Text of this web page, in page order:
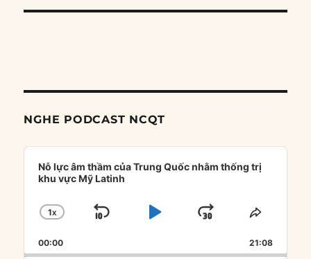
NGHE PODCAST NCQT
Audio
Player
Nỗ lực âm thầm của Trung Quốc nhằm thống trị
khu vực Mỹ Latinh
CHANGE
RATE
1X
SKIP
PLAYJUMP
FORWARD
SHARE
00:00 21:08